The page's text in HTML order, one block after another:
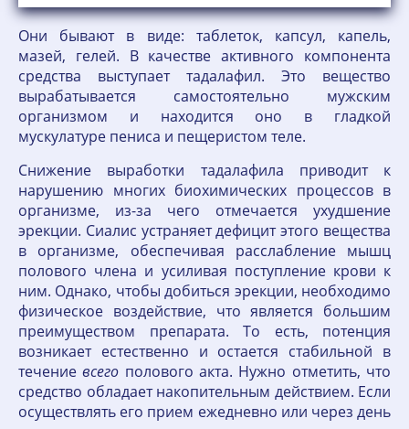
Они бывают в виде: таблеток, капсул, капель,
мазей, гелей. В качестве активного компонента
средства выступает тадалафил. Это вещество
вырабатывается самостоятельно мужским
организмом и находится оно в гладкой
мускулатуре пениса и пещеристом теле.
Снижение выработки тадалафила приводит к
нарушению многих биохимических процессов в
организме, из-за чего отмечается ухудшение
эрекции. Сиалис устраняет дефицит этого вещества
в организме, обеспечивая расслабление мышц
полового члена и усиливая поступление крови к
ним. Однако, чтобы добиться эрекции, необходимо
физическое воздействие, что является большим
преимуществом препарата. То есть, потенция
возникает естественно и остается стабильной в
течениевсего полового акта. Нужно отметить, что
средство обладает накопительным действием. Если
осуществлять его прием ежедневно или через день